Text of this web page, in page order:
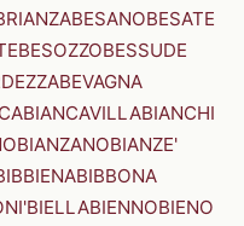
BESANOBESATE
BESOZZOBESSUDE
BEVAGNA
BIANCAVILLABIANCHI
BIANZANOBIANZE'
BIBBONA
BIELLABIENNOBIENO